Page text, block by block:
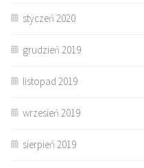
styczeń 2020
grudzień 2019
listopad 2019
wrzesień 2019
sierpień 2019